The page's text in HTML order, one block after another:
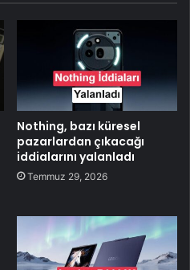
Nothing, bazı küresel
pazarlardan çıkacağı
iddialarını yalanladı
Temmuz 29, 2026